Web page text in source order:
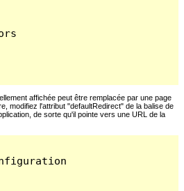
affichée peut être remplacée par une page
modifiez l'attribut "defaultRedirect" de la balise de
de sorte qu'il pointe vers une URL de la